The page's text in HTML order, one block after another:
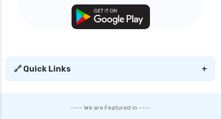
🔗 Quick Links +
---- We are Featured in ----